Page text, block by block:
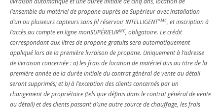
l’ensemble du matériel de propane auprès de Supérieur avec installation
d’un ou plusieurs capteurs sans fil réservoir INTELLIGENT*MC, et inscription à
l’accès au compte en ligne monSUPÉRIEURMC, obligatoire. Le crédit
correspondant aux litres de propane gratuits sera automatiquement
appliqué lors de la première livraison de propane. Uniquement à l’adresse
de livraison concernée : a) les frais de location de matériel dus au titre de la
première année de la durée initiale du contrat général de vente au détail
seront supprimés; et b) à l’exception des clients concernés par un
changement de propriétaire (tels que définis dans le contrat général de vente
au détail) et des clients passant d’une autre source de chauffage, les frais